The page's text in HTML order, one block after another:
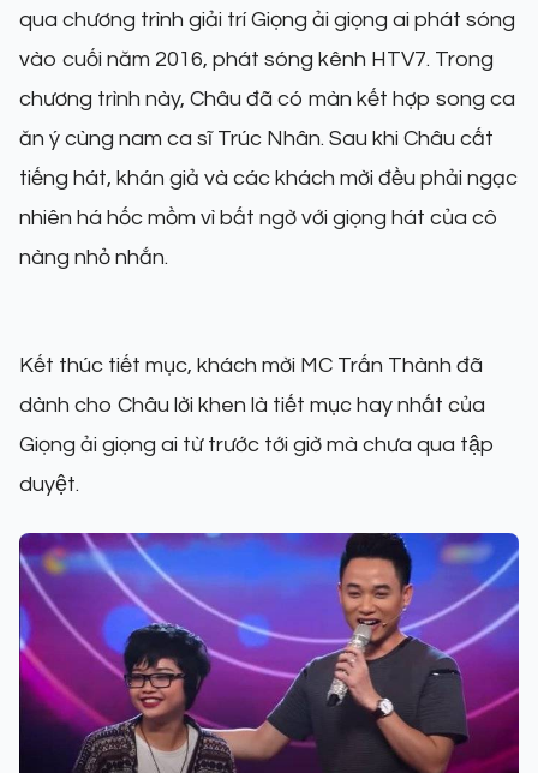
qua chương trình giải trí Giọng ải giọng ai phát sóng
vào cuối năm 2016, phát sóng kênh HTV7. Trong
chương trình này, Châu đã có màn kết hợp song ca
ăn ý cùng nam ca sĩ Trúc Nhân. Sau khi Châu cất
tiếng hát, khán giả và các khách mời đều phải ngạc
nhiên há hốc mồm vì bất ngờ với giọng hát của cô
nàng nhỏ nhắn.
Kết thúc tiết mục, khách mời MC Trấn Thành đã
dành cho Châu lời khen là tiết mục hay nhất của
Giọng ải giọng ai từ trước tới giờ mà chưa qua tập
duyệt.